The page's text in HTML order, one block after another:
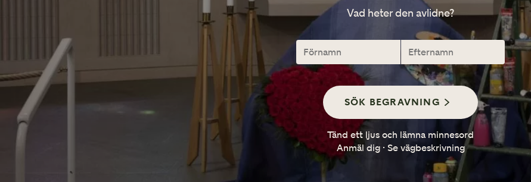
Tänd ett ljus
Tänd ett ljus och lämna en hälsning
Direktsänd begravning
Så går en minnesstund till
Vad heter den avlidne?
SÖK BEGRAVNING
Tänd ett ljus och lämna minnesord
Anmäl dig · Se vägbeskrivning